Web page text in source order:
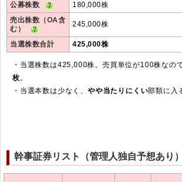
公募株数
180,000株
売出株数（OA含
む）
245,000株
当選株数合計 425,000株
・当選株数は425,000株。売買単位が100株なの
枚。
・当選本数は少なく、 やや当たりにくい部類に入
幹事証券リスト（管理人独自予想あり）